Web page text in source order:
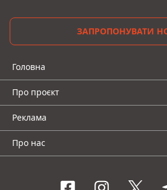
ЗАПРОПОНУВАТИ
Головна
Про проєкт
Реклама
Про нас